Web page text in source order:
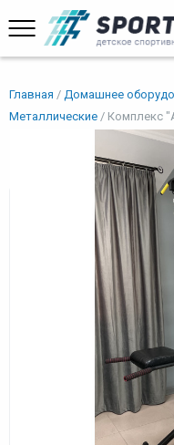
Главная Домашнее
Металлические
Комплекс
Комплекс